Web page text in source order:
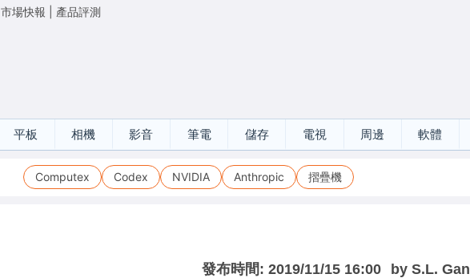
市場快報 產品評測
平板 相機 影音 筆電 儲存 電視 周邊 軟體
Computex Codex NVIDIA Anthropic 摺疊機
發布時間: 2019/11/15 16:00 by S.L. Gan